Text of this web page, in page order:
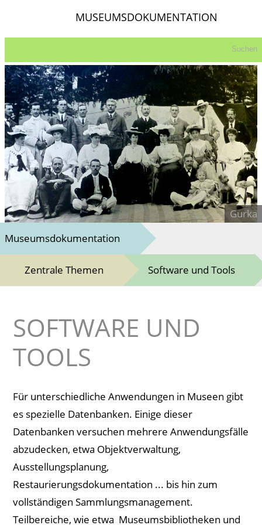
MUSEUMSDOKUMENTATION
Suchen
Museumsdokumentation
Zentrale Themen Software und Tools
SOFTWARE UND
TOOLS
Für unterschiedliche Anwendungen in Museen gibt
es spezielle Datenbanken. Einige dieser
Datenbanken versuchen mehrere Anwendungsfälle
abzudecken, etwa Objektverwaltung,
Ausstellungsplanung,
Restaurierungsdokumentation ... bis hin zum
vollständigen Sammlungsmanagement.
Teilbereiche, wie etwa Museumsbibliotheken und